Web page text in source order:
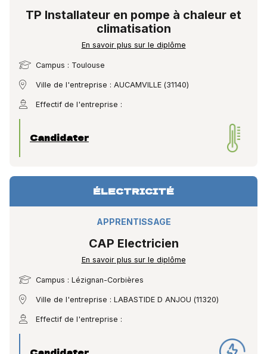
TP Installateur en pompe à chaleur et
climatisation
En savoir plus sur le diplôme
Campus : Toulouse
Ville de l'entreprise : AUCAMVILLE (31140)
Effectif de l'entreprise :
Candidater
ÉLECTRICITÉ
APPRENTISSAGE
CAP Electricien
En savoir plus sur le diplôme
Campus : Lézignan-Corbières
Ville de l'entreprise : LABASTIDE D ANJOU (11320)
Effectif de l'entreprise :